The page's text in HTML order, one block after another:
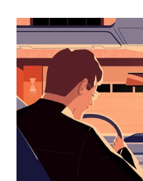
verso
basso
per
interagire
con
il
calendario
e
selezionare
una
data.
Utilizza